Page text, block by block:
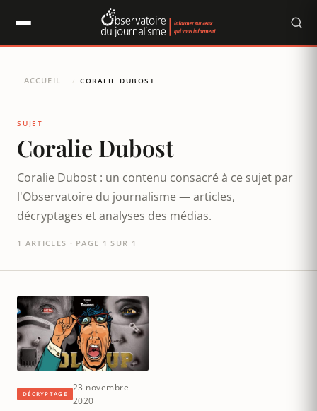
ACCUEIL / CORALIE DUBOST
SUJET
Coralie Dubost
Coralie Dubost : un contenu consacré à ce sujet par
l'Observatoire du journalisme — articles,
décryptages et analyses des médias.
1 ARTICLES · PAGE 1 SUR 1
DÉCRYPTAGE
23 novembre
2020
Panneau de gestion des cookies